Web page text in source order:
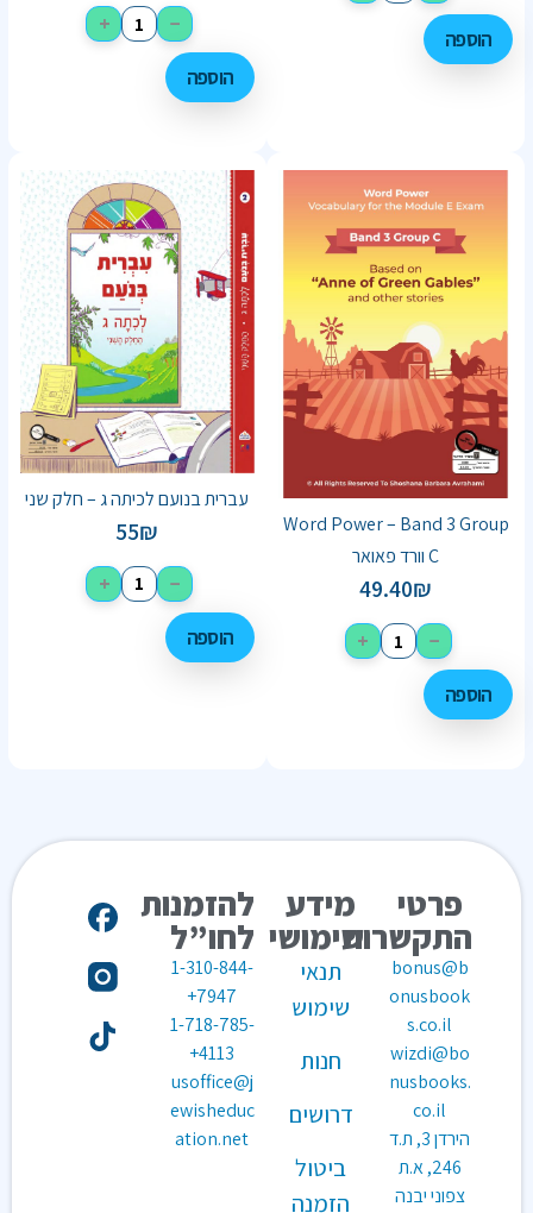
הוספה
−
+
הוספה
Word Power – Band 3 Group
C וורד פאואר
49.40₪
−
+
הוספה
עברית בנועם לכיתה ג – חלק שני
55₪
−
+
הוספה
פרטי
התקשרות
bonus@b
onusbook
s.co.il
wizdi@bo
nusbooks.
co.il
הירדן 3, ת.ד
246, א.ת
צפוני יבנה
מידע
שימושי
תנאי
שימוש
חנות
דרושים
ביטול
הזמנה
להזמנות
לחו”ל
1-310-844-
7947+
1-718-785-
4113+
usoffice@j
ewisheduc
ation.net